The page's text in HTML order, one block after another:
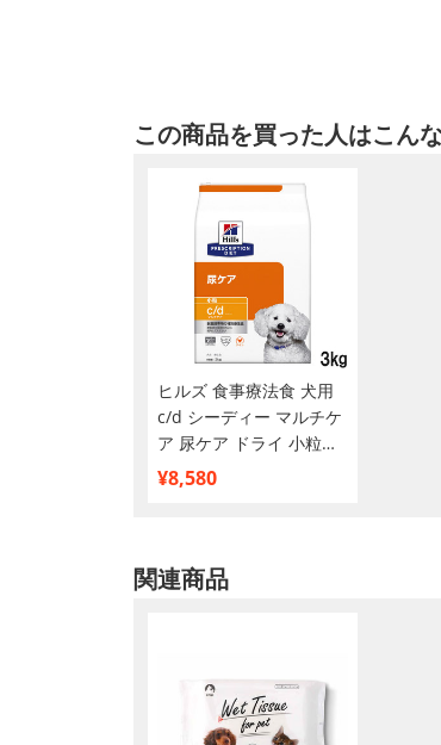
この商品を買った人はこん
ヒルズ 食事療法食 犬用
c/d シーディー マルチケ
ア 尿ケア ドライ 小粒
3kg
¥8,580
関連商品